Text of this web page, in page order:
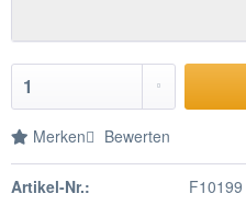
Merken Bewerten
Artikel-Nr.:
F10199